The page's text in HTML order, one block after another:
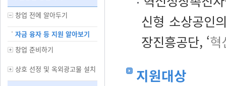
창업 전에 알아두기
자금 융자 등 지원 알아보기
창업 준비하기
상호 선정 및 옥외광고물 설치
신형 소상공인
장진흥공단, ‘혁
지원대상